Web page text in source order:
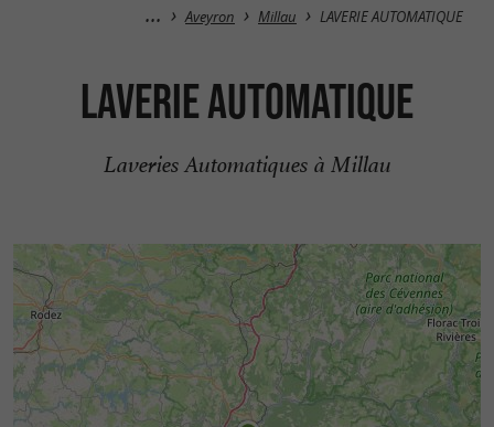
Aveyron Millau LAVERIE AUTOMATIQUE
LAVERIE AUTOMATIQUE
Laveries Automatiques à Millau